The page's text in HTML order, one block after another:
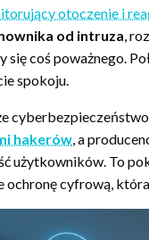
otoczenie i
od intruza,
się coś poważnego.
spokoju.
hakerów, a
użytkowników. To
ochronę cyfrową,